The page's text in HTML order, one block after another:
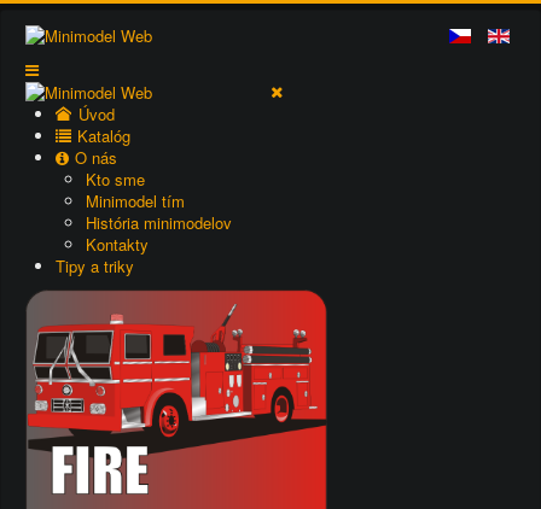
Úvod
Katalóg
O nás
Kto sme
Minimodel tím
História minimodelov
Kontakty
Tipy a triky